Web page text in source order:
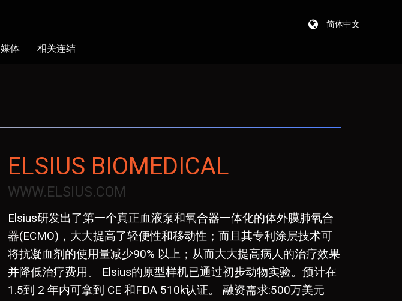
媒体 相关连结
简体中文
ELSIUS BIOMEDICAL
WWW.ELSIUS.COM
Elsius研发出了第一个真正血液泵和氧合器一体化的体外膜肺氧合
器(ECMO)，大大提高了轻便性和移动性；而且其专利涂层技术可
将抗凝血剂的使用量减少90% 以上；从而大大提高病人的治疗效果
并降低治疗费用。 Elsius的原型样机已通过初步动物实验。预计在
1.5到 2 年内可拿到 CE 和FDA 510k认证。 融资需求:500万美元